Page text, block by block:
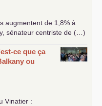
augmentent de 1,8% à
sénateur centriste de (…)
ce que ça
ou
Vinatier :